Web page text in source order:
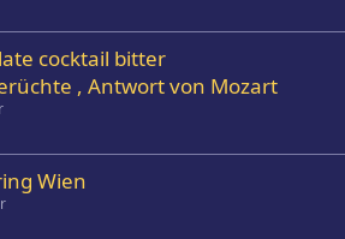
cocktail bitter
, Antwort von Mozart
Wien